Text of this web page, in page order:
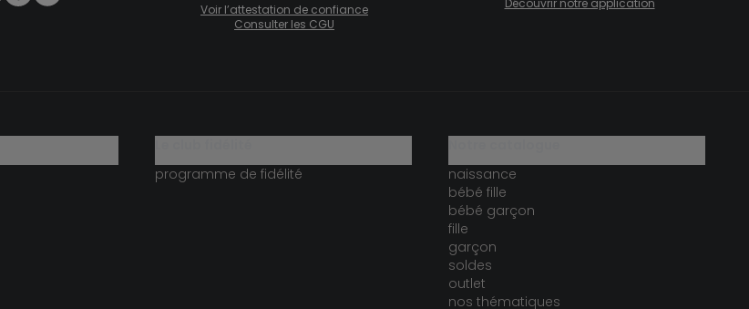
Voir l’attestation de confiance
Consulter les CGU
programme de fidélité
naissance
bébé fille
bébé garçon
fille
garçon
soldes
outlet
nos thématiques